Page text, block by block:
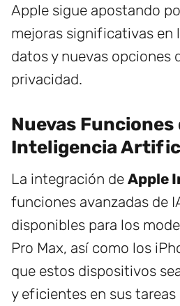
Apple sigue apostando
mejoras significativas en
datos y nuevas opciones
privacidad.
Nuevas Funciones
Inteligencia
La integración de Apple
funciones avanzadas de
disponibles para los
Pro Max, así como los
que estos dispositivos
y eficientes en sus tareas